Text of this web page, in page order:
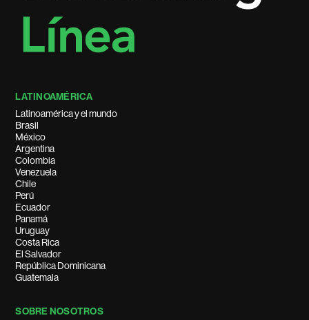
LATINOAMÉRICA
Latinoamérica y el mundo
Brasil
México
Argentina
Colombia
Venezuela
Chile
Perú
Ecuador
Panamá
Uruguay
Costa Rica
El Salvador
República Dominicana
Guatemala
SOBRE NOSOTROS